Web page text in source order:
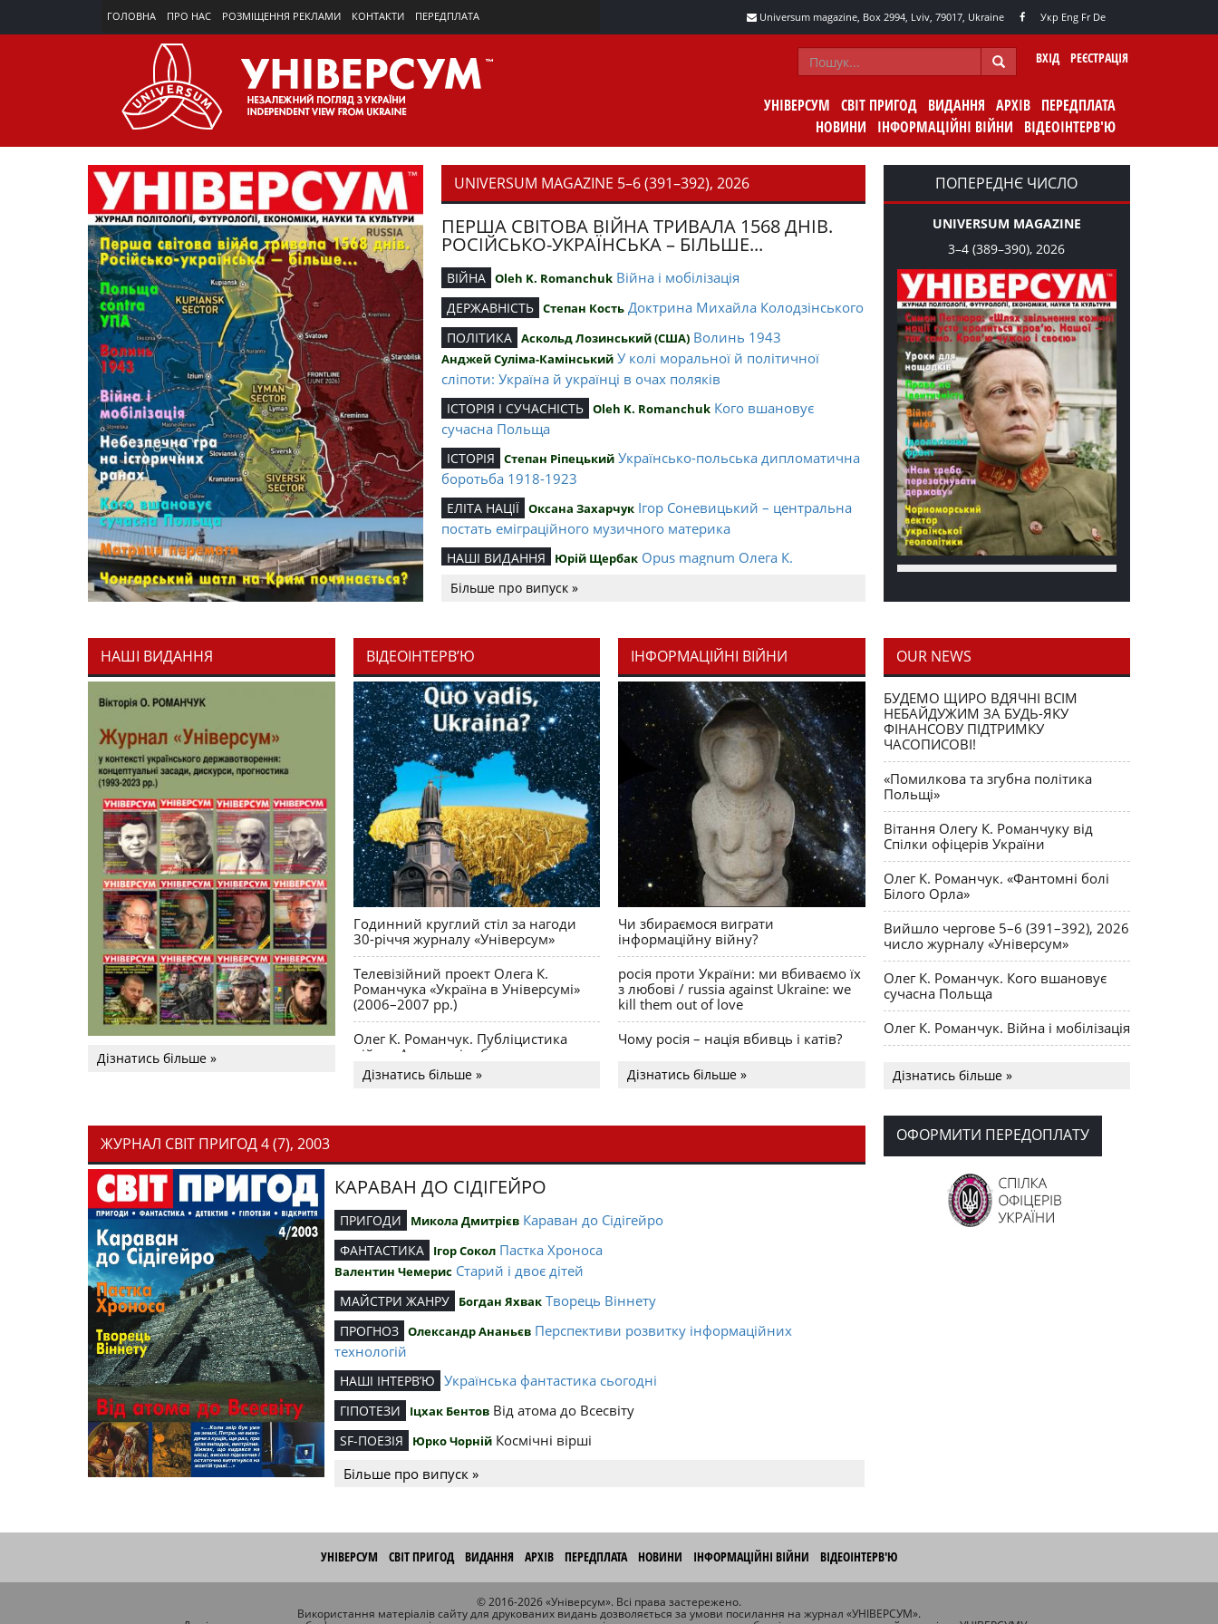
ГОЛОВНА ПРО НАС РОЗМІЩЕННЯ РЕКЛАМИ КОНТАКТИ ПЕРЕДПЛАТА Universum magazine, Box 2994, Lviv, 79017, Ukraine Укр Eng Fr De
ВХІД РЕЄСТРАЦІЯ
УНІВЕРСУМ СВІТ ПРИГОД ВИДАННЯ АРХІВ ПЕРЕДПЛАТА
НОВИНИ
ІНФОРМАЦІЙНІ ВІЙНИ ВІДЕОІНТЕРВ'Ю
UNIVERSUM MAGAZINE 5–6 (391–392), 2026
ПЕРША СВІТОВА ВІЙНА ТРИВАЛА 1568 ДНІВ.
РОСІЙСЬКО-УКРАЇНСЬКА – БІЛЬШЕ...
ВІЙНА Oleh K. Romanchuk Війна і мобілізація
ДЕРЖАВНІСТЬ Степан Кость Доктрина Михайла Колодзінського
ПОЛІТИКА Аскольд Лозинський (США) Волинь 1943
Анджей Суліма-Камінський У колі моральної й політичної
сліпоти: Україна й українці в очах поляків
ІСТОРІЯ І СУЧАСНІСТЬ Oleh K. Romanchuk Кого вшановує
сучасна Польща
ІСТОРІЯ Степан Ріпецький Українсько-польська дипломатична
боротьба 1918-1923
ЕЛІТА НАЦІЇ Оксана Захарчук Ігор Соневицький – центральна
постать еміграційного музичного материка
НАШІ ВИДАННЯ Юрій Щербак Opus magnum Олега К.
Романчука
Editorial
Журавель і синиця як уособлення
української політстратегії й тактики
Більше про випуск »
ПОПЕРЕДНЄ ЧИСЛО
UNIVERSUM MAGAZINE
3–4 (389–390), 2026
НАШІ ВИДАННЯ
Дізнатись більше »
ВІДЕОІНТЕРВ’Ю
Годинний круглий стіл за нагоди
30-річчя журналу «Універсум»
Телевізійний проект Олега К.
Романчука «Україна в Універсумі»
(2006–2007 рр.)
Олег К. Романчук. Публіцистика
війни. Акценти і табу
Дізнатись більше »
ІНФОРМАЦІЙНІ ВІЙНИ
Чи збираємося виграти
інформаційну війну?
росія проти України: ми вбиваємо їх
з любові / russia against Ukraine: we
kill them out of love
Чому росія – нація вбивць і катів?
Дізнатись більше »
OUR NEWS
БУДЕМО ЩИРО ВДЯЧНІ ВСІМ
НЕБАЙДУЖИМ ЗА БУДЬ-ЯКУ
ФІНАНСОВУ ПІДТРИМКУ
ЧАСОПИСОВІ!
«Помилкова та згубна політика
Польщі»
Вітання Олегу К. Романчуку від
Спілки офіцерів України
Олег К. Романчук. «Фантомні болі
Білого Орла»
Вийшло чергове 5–6 (391–392), 2026
число журналу «Універсум»
Олег К. Романчук. Кого вшановує
сучасна Польща
Олег К. Романчук. Війна і мобілізація
долучилися до найбільшої
День Вишиванки в Норт Порті
OPUS MAGNUM Олега К. Романчука
Дізнатись більше »
ЖУРНАЛ СВІТ ПРИГОД 4 (7), 2003
КАРАВАН ДО СІДІГЕЙРО
ПРИГОДИ Микола Дмитрієв Караван до Сідігейро
ФАНТАСТИКА Ігор Сокол Пастка Хроноса
Валентин Чемерис Старий і двоє дітей
МАЙСТРИ ЖАНРУ Богдан Яхвак Творець Віннету
ПРОГНОЗ Олександр Ананьєв Перспективи розвитку інформаційних
технологій
НАШІ ІНТЕРВ’Ю Українська фантастика сьогодні
ГІПОТЕЗИ Іцхак Бентов Від атома до Всесвіту
SF-ПОЕЗІЯ Юрко Чорній Космічні вірші
Більше про випуск »
ОФОРМИТИ ПЕРЕДОПЛАТУ
УНІВЕРСУМ СВІТ ПРИГОД ВИДАННЯ АРХІВ ПЕРЕДПЛАТА НОВИНИ ІНФОРМАЦІЙНІ ВІЙНИ ВІДЕОІНТЕРВ'Ю
© 2016-2026 «Універсум». Всі права застережено.
Використання матеріалів сайту для друкованих видань дозволяється за умови посилання на журнал «УНІВЕРСУМ».